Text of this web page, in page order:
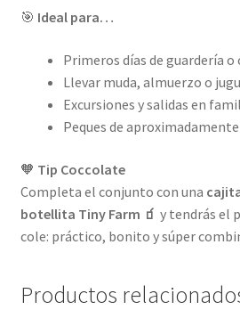
🎯 Ideal para…
Primeros días de guardería o
Llevar muda, almuerzo o
Excursiones y salidas en
Peques de aproximadamente
🧡 Tip Coccolate
Completa el conjunto con una
botellita Tiny Farm 🧃 y tendrás el
cole: práctico, bonito y súper
Productos